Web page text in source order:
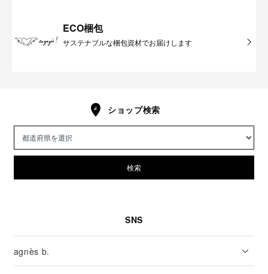
ECO梱包
サステナブルな梱包資材でお届けします
ショップ検索
検索
SNS
agnès b.